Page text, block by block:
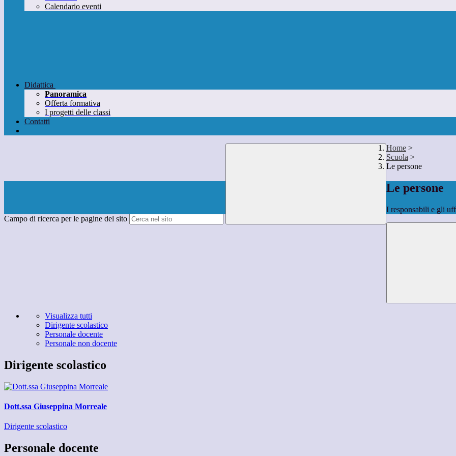
Calendario eventi
Didattica
Panoramica
Offerta formativa
I progetti delle classi
Contatti
Campo di ricerca per le pagine del sito
Home >
Scuola >
Le persone
Le persone
I responsabili e gli
Visualizza tutti
Dirigente scolastico
Personale docente
Personale non docente
Dirigente scolastico
Dott.ssa Giuseppina Morreale
Dirigente scolastico
Personale docente